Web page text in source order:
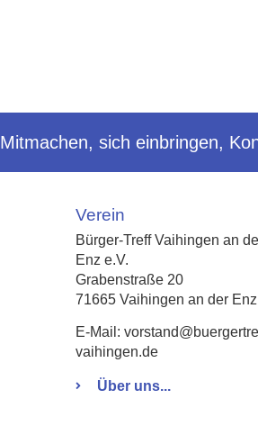
Mitmachen, sich einbringen,
Verein
Bürger-Treff Vaihingen an
Enz e.V.
Grabenstraße 20
71665 Vaihingen an der Enz
E-Mail:
vaihingen.de
Über uns...